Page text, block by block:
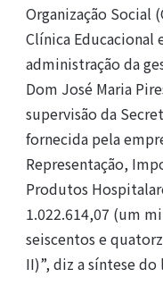
Organização Social
Clínica Educacional
administração da
Dom José Maria
supervisão da
fornecida pela
Representação,
Produtos
1.022.614,07 (um
seiscentos e
II)”, diz a síntese